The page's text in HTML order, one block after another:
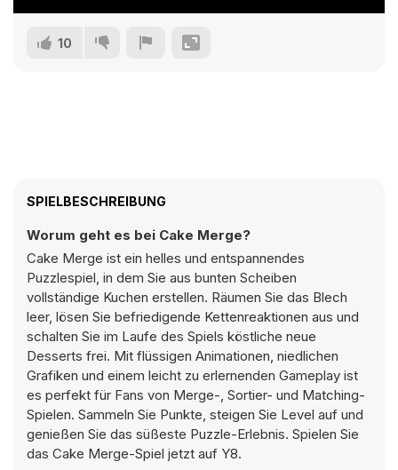
10
SPIELBESCHREIBUNG
Worum geht es bei Cake Merge?
Cake Merge ist ein helles und entspannendes
Puzzlespiel, in dem Sie aus bunten Scheiben
vollständige Kuchen erstellen. Räumen Sie das Blech
leer, lösen Sie befriedigende Kettenreaktionen aus und
schalten Sie im Laufe des Spiels köstliche neue
Desserts frei. Mit flüssigen Animationen, niedlichen
Grafiken und einem leicht zu erlernenden Gameplay ist
es perfekt für Fans von Merge-, Sortier- und Matching-
Spielen. Sammeln Sie Punkte, steigen Sie Level auf und
genießen Sie das süßeste Puzzle-Erlebnis. Spielen Sie
das Cake Merge-Spiel jetzt auf Y8.